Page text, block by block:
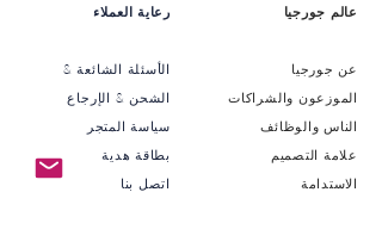
رعاية العملاء
الأسئلة الشائعة &
الشحن & الإرجاع
سياسة المتجر
بطاقة هدية
اتصل بنا
عالم جورجيا
عن جورجيا
الموزعون والشراكات
الناس والوظائف
علامة التصميم
الاستدامة